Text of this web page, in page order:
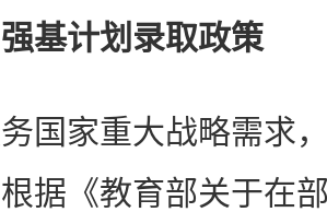
基计划录取政策
家重大战略需求，
据《教育部关于在